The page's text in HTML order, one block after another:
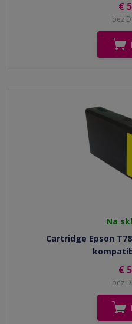
€
bez
Na
Cartridge Epson
€
bez